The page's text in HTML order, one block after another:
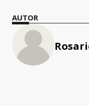
AUTOR